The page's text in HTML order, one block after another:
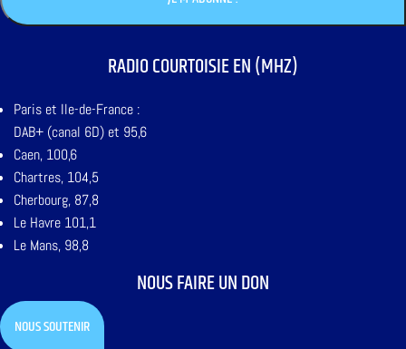
RADIO COURTOISIE EN (MHZ)
Paris et Ile-de-France :
DAB+ (canal 6D) et 95,6
Caen, 100,6
Chartres, 104,5
Cherbourg, 87,8
Le Havre 101,1
Le Mans, 98,8
NOUS FAIRE UN DON
NOUS SOUTENIR